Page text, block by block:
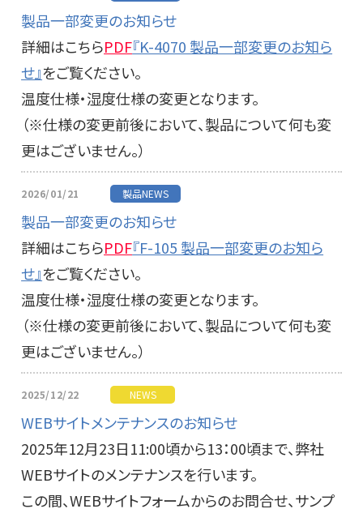
製品一部変更のお知らせ
詳細はこちらPDF『K-4070 製品一部変更のお知ら
せ』をご覧ください。
温度仕様・湿度仕様の変更となります。
（※仕様の変更前後において、製品について何も変
更はございません。）
2026/01/21 製品NEWS
製品一部変更のお知らせ
詳細はこちらPDF『F-105 製品一部変更のお知ら
せ』をご覧ください。
温度仕様・湿度仕様の変更となります。
（※仕様の変更前後において、製品について何も変
更はございません。）
2025/12/22 NEWS
WEBサイトメンテナンスのお知らせ
2025年12月23日11:00頃から13：00頃まで、弊社
WEBサイトのメンテナンスを行います。
この間、WEBサイトフォームからのお問合せ、サンプ